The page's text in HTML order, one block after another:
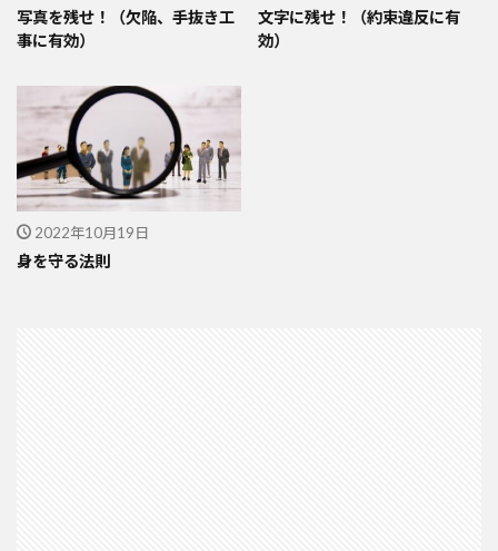
写真を残せ！（欠陥、手抜き工
事に有効）
文字に残せ！（約束違反に有
効）
2022年10月19日
身を守る法則